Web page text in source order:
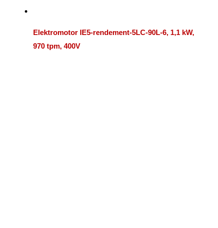
Elektromotor IE5-rendement-5LC-90L-6, 1,1 kW,
970 tpm, 400V